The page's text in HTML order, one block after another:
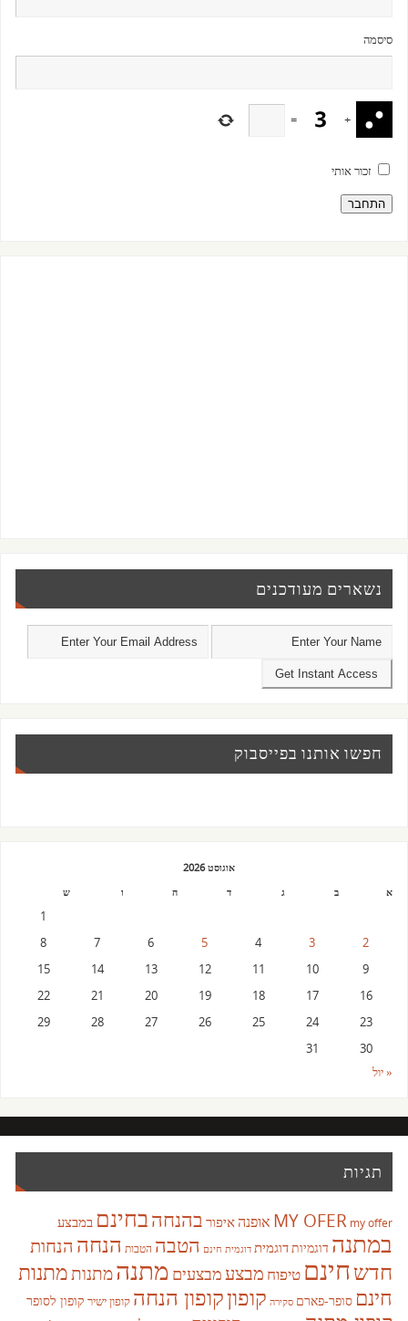
סיסמה
+
=
זכור אותי
התחבר
נשארים מעודכנים
חפשו אותנו בפייסבוק
אוגוסט 2026
א
ב ג ד ה ו ש
1
2
3
4
5
6
7
8
9
10
11
12
13
14
15
16
17
18
19
20
21
22
23
24
25
26
27
28
29
30
31
« יול
תגיות
MY OFER my offer אופנהאיפור בהנחהבחינם במבצע
במתנה דוגמיותדוגמית דוגמית חינם הטבה הטבות הנחה הנחות
חדשחינם טיפוח מבצעמבצעים מתנהמתנותמתנות
חינם סופר-פארם סקירה קופוןקופון הנחה קופון ישיר קופון לסופר